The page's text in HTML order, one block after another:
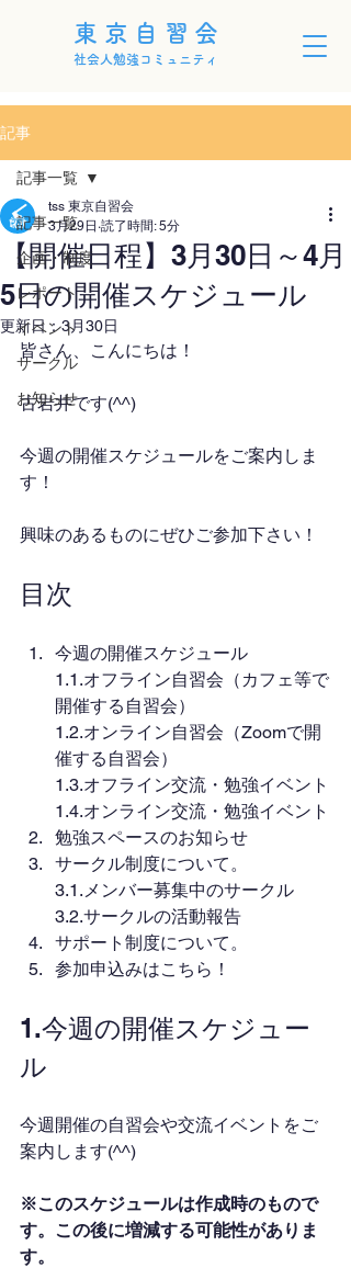
東京自習会
社会人勉強コミュニティ
記事
記事一覧
企画・制度
レポート
イベント
サークル
お知らせ
記事一覧
【開催日程】3月30日～4月
5日の開催スケジュール
tss 東京自習会
3月29日 読了時間: 5分
更新日：3月30日
皆さん、こんにちは！
古岩井です(^^)
今週の開催スケジュールをご案内しま
す！
興味のあるものにぜひご参加下さい！
目次
今週の開催スケジュール
1.1.オフライン自習会（カフェ等で
開催する自習会）
1.2.オンライン自習会（Zoomで開
催する自習会）
1.3.オフライン交流・勉強イベント
1.4.オンライン交流・勉強イベント
勉強スペースのお知らせ
サークル制度について。
3.1.メンバー募集中のサークル
3.2.サークルの活動報告
サポート制度について。
参加申込みはこちら！
1.今週の開催スケジュー
ル
今週開催の自習会や交流イベントをご
案内します(^^)
※このスケジュールは作成時のもので
す。この後に増減する可能性がありま
す。